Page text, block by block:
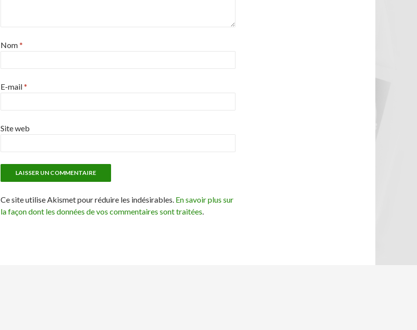
Nom*
E-mail*
Site web
Ce site utilise Akismet pour réduire les indésirables. En savoir plus sur
la façon dont les données de vos commentaires sont traitées.